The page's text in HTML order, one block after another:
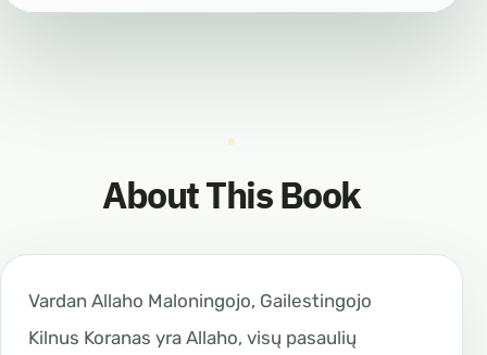
About This Book
Vardan Allaho Maloningojo, Gailestingojo
Kilnus Koranas yra Allaho, visų pasaulių